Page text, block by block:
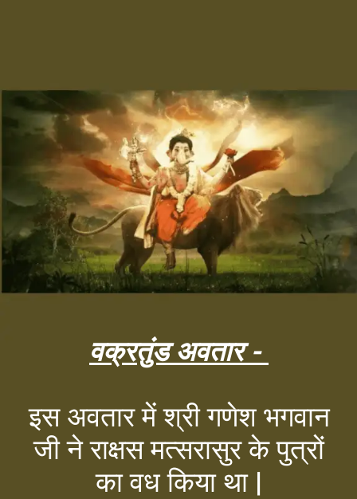
वक्रतुंड अवतार -
इस अवतार में श्री गणेश भगवान
जी ने राक्षस मत्सरासुर के पुत्रों
का वध किया था |